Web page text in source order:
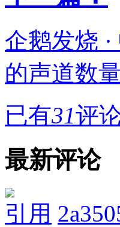
企鹅发烧
的声道数
已有31评
最新评论
引用